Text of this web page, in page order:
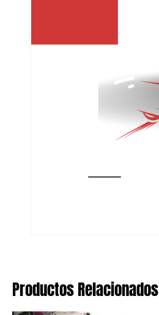
Productos Relacionados